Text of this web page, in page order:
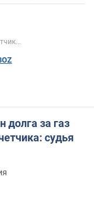
долга за газ
судья